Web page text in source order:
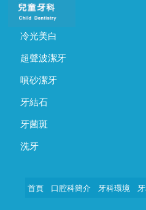
冷光美白
超聲波潔牙
噴砂潔牙
牙結石
牙菌斑
洗牙
首頁 口腔科簡介 牙科環境